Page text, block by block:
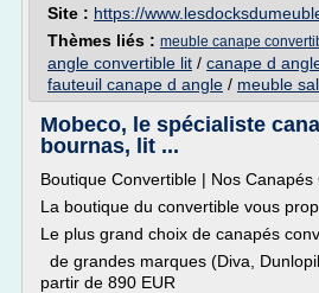
Site : https://
Thèmes liés : meuble canape
angle convertible lit / canape d
fauteuil canape d angle / meuble
Mobeco, le spécialiste
bournas, lit ...
Boutique Convertible | Nos Canapés
La boutique du convertible vous
Le plus grand choix de canapés
de grandes marques (Diva,
partir de 890 EUR